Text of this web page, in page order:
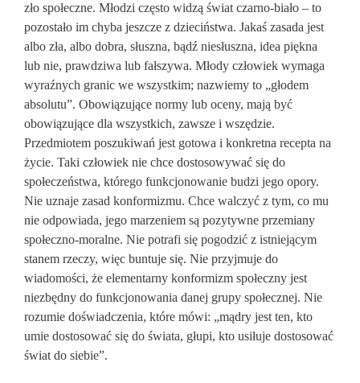
zło społeczne. Młodzi często widzą świat czarno-biało – to
pozostało im chyba jeszcze z dzieciństwa. Jakaś zasada jest
albo zła, albo dobra, słuszna, bądź niesłuszna, idea piękna
lub nie, prawdziwa lub fałszywa. Młody człowiek wymaga
wyraźnych granic we wszystkim; nazwiemy to „głodem
absolutu”. Obowiązujące normy lub oceny, mają być
obowiązujące dla wszystkich, zawsze i wszędzie.
Przedmiotem poszukiwań jest gotowa i konkretna recepta na
życie. Taki człowiek nie chce dostosowywać się do
społeczeństwa, którego funkcjonowanie budzi jego opory.
Nie uznaje zasad konformizmu. Chce walczyć z tym, co mu
nie odpowiada, jego marzeniem są pozytywne przemiany
społeczno-moralne. Nie potrafi się pogodzić z istniejącym
stanem rzeczy, więc buntuje się. Nie przyjmuje do
wiadomości, że elementarny konformizm społeczny jest
niezbędny do funkcjonowania danej grupy społecznej. Nie
rozumie doświadczenia, które mówi: „mądry jest ten, kto
umie dostosować się do świata, głupi, kto usiłuje dostosować
świat do siebie”.